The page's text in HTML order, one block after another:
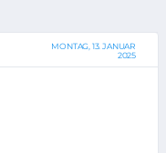
MONTAG, 13. JANUAR
2025